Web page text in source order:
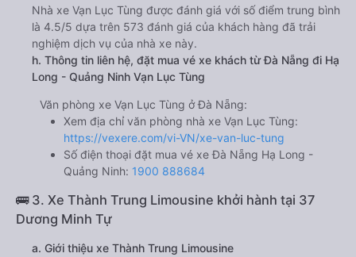
Nhà xe Vạn Lục Tùng được đánh giá với số điểm trung bình
là 4.5/5 dựa trên 573 đánh giá của khách hàng đã trải
nghiệm dịch vụ của nhà xe này.
h. Thông tin liên hệ, đặt mua vé xe khách từ Đà Nẵng đi Hạ
Long - Quảng Ninh Vạn Lục Tùng
Văn phòng xe Vạn Lục Tùng ở Đà Nẵng:
Xem địa chỉ văn phòng nhà xe Vạn Lục Tùng:
https://vexere.com/vi-VN/xe-van-luc-tung
Số điện thoại đặt mua vé xe Đà Nẵng Hạ Long -
Quảng Ninh: 1900 888684
🚌 3. Xe Thành Trung Limousine khởi hành tại 37
Dương Minh Tự
a. Giới thiệu xe Thành Trung Limousine